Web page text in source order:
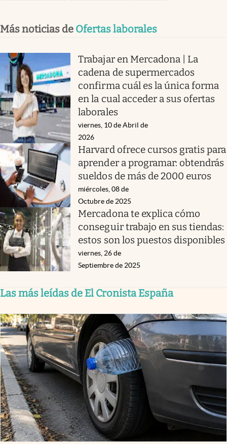
Más noticias de Ofertas laborales
Trabajar en Mercadona | La
cadena de supermercados
confirma cuál es la única forma
en la cual acceder a sus ofertas
laborales
viernes, 10 de Abril de
2026
Harvard ofrece cursos gratis para
aprender a programar: obtendrás
sueldos de más de 2000 euros
miércoles, 08 de
Octubre de 2025
Mercadona te explica cómo
conseguir trabajo en sus tiendas:
estos son los puestos disponibles
viernes, 26 de
Septiembre de 2025
Las más leídas de El Cronista España